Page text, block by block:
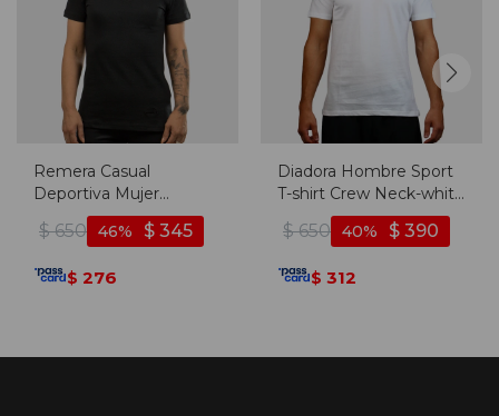
Remera Casual
Deportiva Mujer
Diadora - Negro
$ 650 $ 345
46
$ 276
Diadora Hombre Sport
T-shirt Crew Neck-white
- Blanco
$ 650 $ 390
40
$ 312